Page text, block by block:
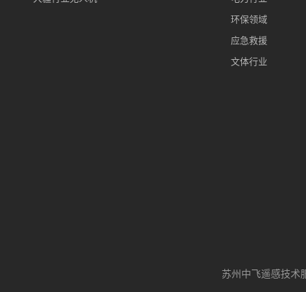
环保领域
应急救援
文体行业
苏州中飞遥感技术